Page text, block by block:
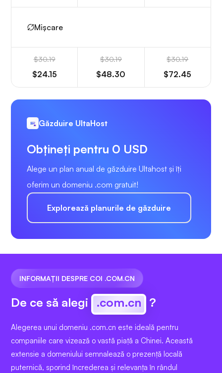
Mișcare
$30.19
$24.15
$30.19
$48.30
$30.19
$72.45
Găzduire UltaHost
Obțineți pentru 0 USD
Alege un plan anual de găzduire Ultahost și îți
oferim un domeniu .com gratuit!
Explorează planurile de găzduire
INFORMAȚII DESPRE COI .COM.CN
De ce să alegi .com.cn ?
Alegerea unui domeniu .com.cn este ideală pentru
companiile care vizează o vastă piață a Chinei. Această
extensie a domeniului semnalează o prezență locală
puternică, sporind încrederea și relevanța în rândul